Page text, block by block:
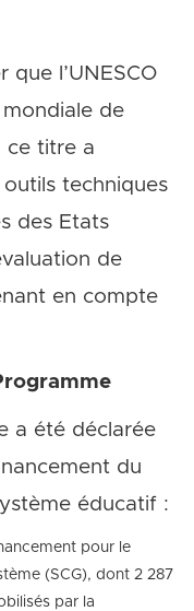
que l’UNESCO
de
ce titre a
techniques
des Etats
de
en compte
a été déclarée
du
éducatif :
pour le
(SCG), dont 2 287
par la